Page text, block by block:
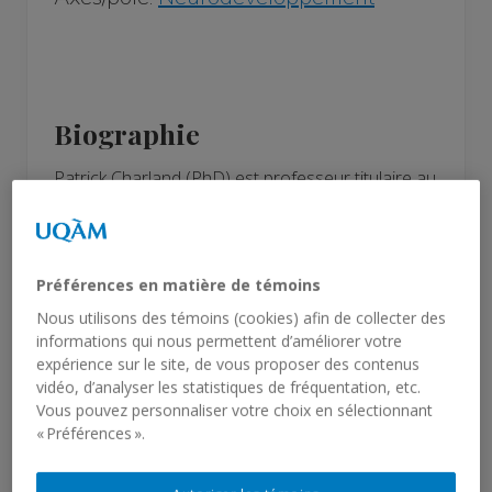
Biographie
Patrick Charland (PhD) est professeur titulaire au
intérêts de recherche liés à
la technologie, il a également développé une
expertise dans les méthodes de collecte de
données utilisées en neurosciences. Il
s'intéresse la dynamique des interactions entre
les dimensions de l’engagement et de l’intérêt
situationnel, en temps réel, et par conséquent
Préférences en matière de témoins
Nous utilisons des témoins (cookies) afin de collecter des
informations qui nous permettent d’améliorer votre
expérience sur le site, de vous proposer des contenus
vidéo, d’analyser les statistiques de fréquentation, etc.
Vous pouvez personnaliser votre choix en sélectionnant
« Préférences ».